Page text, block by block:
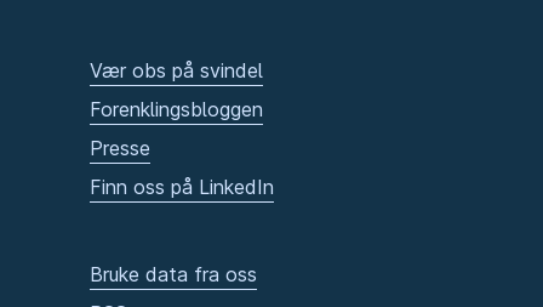
Vær obs på svindel
Forenklingsbloggen
Presse
Finn oss på LinkedIn
Bruke data fra oss